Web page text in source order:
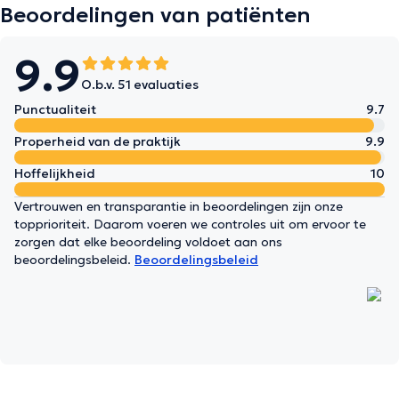
Beoordelingen van patiënten
9.9 O.b.v. 51 evaluaties
Punctualiteit
9.7
Properheid van de praktijk
9.9
Hoffelijkheid
10
Vertrouwen en transparantie in beoordelingen zijn onze
topprioriteit. Daarom voeren we controles uit om ervoor te
zorgen dat elke beoordeling voldoet aan ons
beoordelingsbeleid. Beoordelingsbeleid